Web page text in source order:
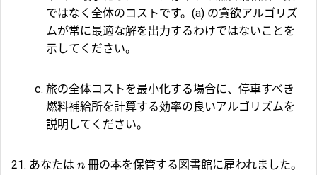
ではなく全体のコストです。(a) の貪欲アルゴリズ
ムが常に最適な解を出力するわけではないことを
示してください。
旅の全体コストを最小化する場合に、停車すべき
燃料補給所を計算する効率の良いアルゴリズムを
説明してください。
あなたは n 冊の本を保管する図書館に雇われました。